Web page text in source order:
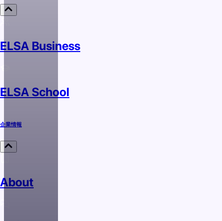
ELSA Business
ELSA School
企業情報
About